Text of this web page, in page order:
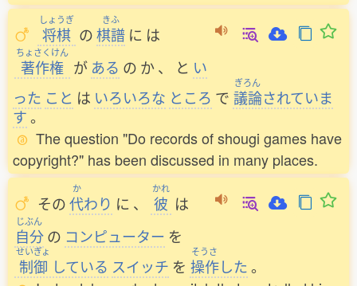
しょうぎ
将棋 の
きふ
棋譜 に は
ちょさくけん
著作権 が ある の か 、 と い
った こと は いろいろな ところ で
ぎろん
議論されていま
す。
The question "Do records of shougi games have
copyright?" has been discussed in many places.
その
か
代わり に 、
かれ
彼 は
じぶん
自分 の コンピューター を
せいぎょ
制御 している スイッチ を
そうさ
操作した。